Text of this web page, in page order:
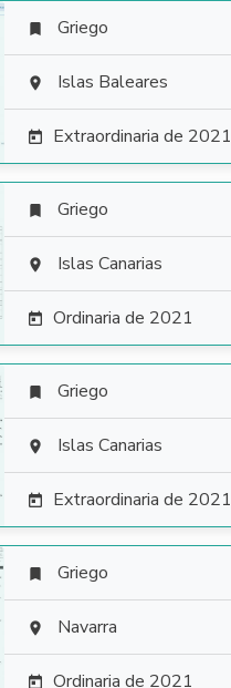
 Griego
 Islas Baleares
 Extraordinaria de 2021
 Griego
 Islas Canarias
 Ordinaria de 2021
 Griego
 Islas Canarias
 Extraordinaria de 2021
 Griego
 Navarra
 Ordinaria de 2021